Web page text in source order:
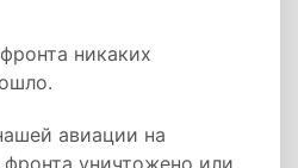
никаких
авиации на
уничтожено или